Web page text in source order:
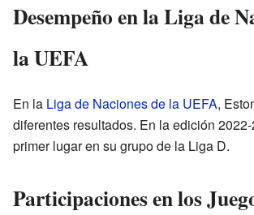
Desempeño en la Liga de
la UEFA
En la Liga de Naciones de la UEFA,
diferentes resultados. En la edición
primer lugar en su grupo de la Liga D.
Participaciones en los